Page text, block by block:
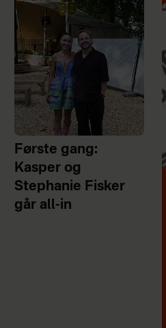
Første gang:
Kasper og
Stephanie Fisker
går all-in